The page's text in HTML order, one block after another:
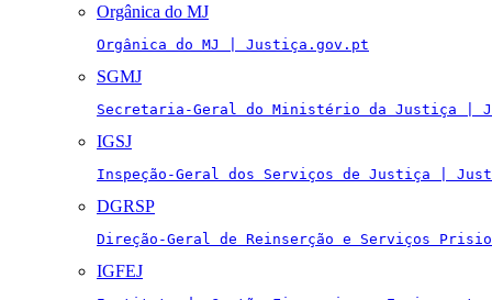
Orgânica do MJ
Orgânica do MJ | Justiça.gov.pt
SGMJ
Secretaria-Geral do Ministério da Justiça |
IGSJ
Inspeção-Geral dos Serviços de Justiça |
DGRSP
Direção-Geral de Reinserção e Serviços
IGFEJ